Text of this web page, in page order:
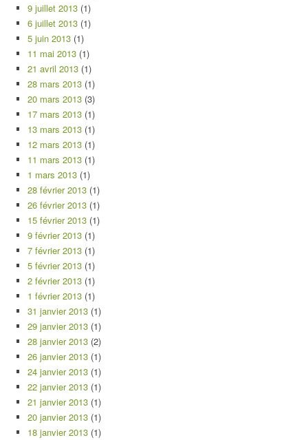
9 juillet 2013 (1)
6 juillet 2013 (1)
5 juin 2013 (1)
11 mai 2013 (1)
21 avril 2013 (1)
28 mars 2013 (1)
20 mars 2013 (3)
17 mars 2013 (1)
13 mars 2013 (1)
12 mars 2013 (1)
11 mars 2013 (1)
1 mars 2013 (1)
28 février 2013 (1)
26 février 2013 (1)
15 février 2013 (1)
9 février 2013 (1)
7 février 2013 (1)
5 février 2013 (1)
2 février 2013 (1)
1 février 2013 (1)
31 janvier 2013 (1)
29 janvier 2013 (1)
28 janvier 2013 (2)
26 janvier 2013 (1)
24 janvier 2013 (1)
22 janvier 2013 (1)
21 janvier 2013 (1)
20 janvier 2013 (1)
18 janvier 2013 (1)